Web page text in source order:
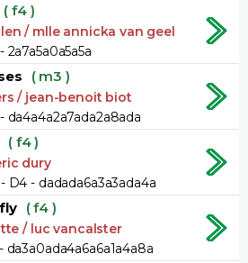
( f4 )
/ mlle annicka van geel
( m3 )
/ jean-benoit biot
da4a4a2a7ada2a8ada
( f4 )
dury
D4 - dadada6a3a3ada4a
( f4 )
/ luc vancalster
da3a0ada4a6a6a1a4a8a